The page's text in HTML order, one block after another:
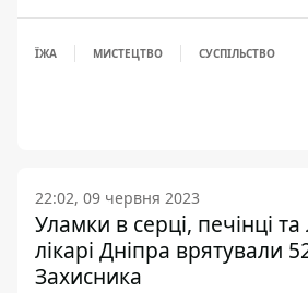
ЇЖА МИСТЕЦТВО СУСПІЛЬСТВО
22:02, 09 червня 2023
Уламки в серці, печінці та
лікарі Дніпра врятували
Захисника